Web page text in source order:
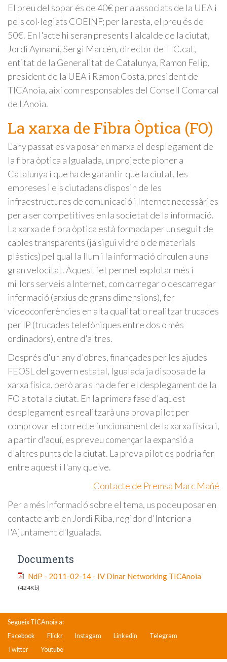
El preu del sopar és de 40€ per a associats de la UEA i
pels col·legiats COEINF; per la resta, el preu és de
50€. En l'acte hi seran presents l'alcalde de la ciutat,
Jordi Aymamí, Sergi Marcén, director de TIC.cat,
entitat de la Generalitat de Catalunya, Ramon Felip,
president de la UEA i Ramon Costa, president de
TICAnoia, així com responsables del Consell Comarcal
de l'Anoia.
La xarxa de Fibra Òptica (FO)
L'any passat es va posar en marxa el desplegament de
la fibra òptica a Igualada, un projecte pioner a
Catalunya i que ha de garantir que la ciutat, les
empreses i els ciutadans disposin de les
infraestructures de comunicació i Internet necessàries
per a ser competitives en la societat de la informació.
La xarxa de fibra òptica està formada per un seguit de
cables transparents (ja sigui vidre o de materials
plàstics) pel qual la llum i la informació circulen a una
gran velocitat. Aquest fet permet explotar més i
millors serveis a Internet, com carregar o descarregar
informació (arxius de grans dimensions), fer
videoconferències en alta qualitat o realitzar trucades
per IP (trucades telefòniques entre dos o més
ordinadors), entre d'altres.
Després d'un any d'obres, finançades per les ajudes
FEOSL del govern estatal, Igualada ja disposa de la
xarxa física, però ara s'ha de fer el desplegament de la
FO a tota la ciutat. En la primera fase d'aquest
desplegament es realitzarà una prova pilot per
comprovar el correcte funcionament de la xarxa física i,
a partir d'aquí, es preveu començar la expansió a
d'altres punts de la ciutat. La prova pilot es podria fer
entre aquest i l'any que ve.
Contacte de Premsa Marc Mañé
Per a més informació sobre el tema, us podeu posar en
contacte amb en Jordi Riba, regidor d'Interior a
l'Ajuntament d'Igualada.
Documents
NdP - 2011-02-14 - IV Dinar Networking TICAnoia
(424Kb)
Segueix TICAnoia a:
Facebook
Flickr Instagam Linkedin
Telegram
Twitter
Youtube